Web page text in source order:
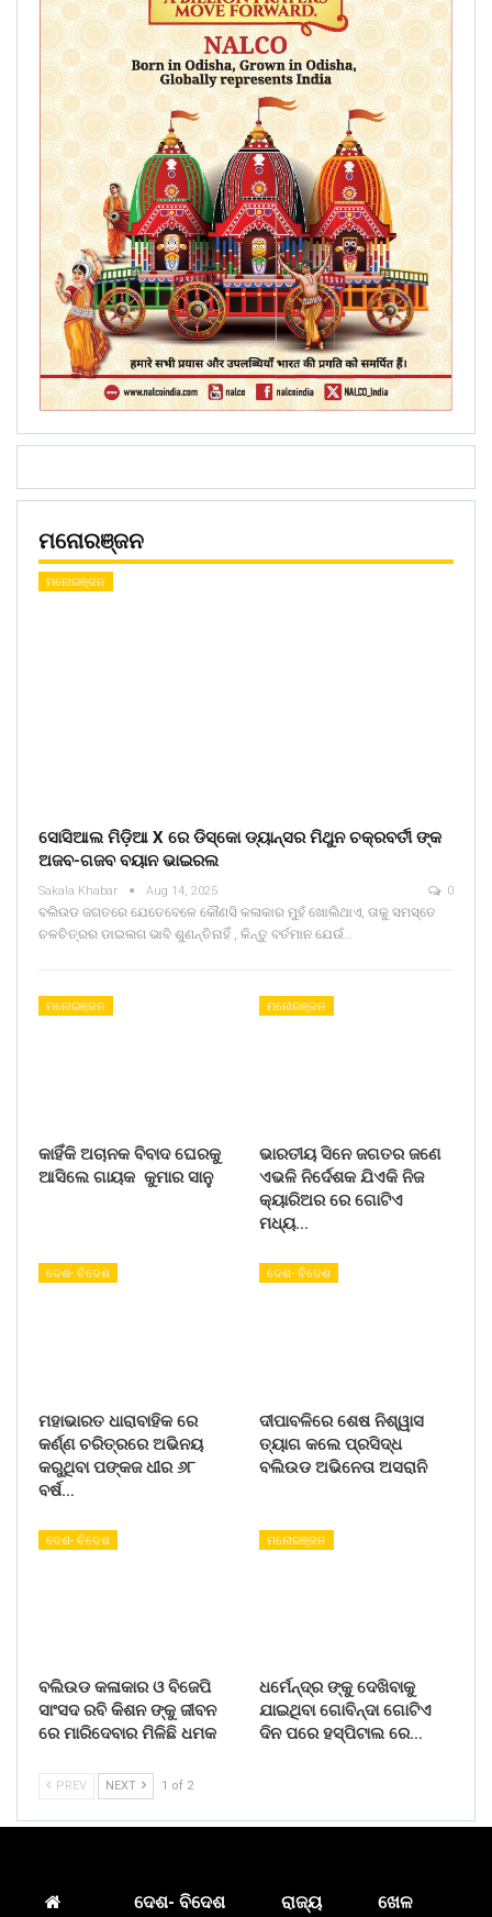
ମନୋରଞ୍ଜନ
ମନୋରଞ୍ଜନ
ସୋସିଆଲ ମିଡ଼ିଆ X ରେ ଡିସ୍କୋ ଡ୍ୟାନ୍ସର ମିଥୁନ ଚକ୍ରବର୍ତୀ ଙ୍କ
ଅଜବ-ଗଜବ ବୟାନ ଭାଇରଲ
Sakala Khabar Aug 14, 2025 0
ବଲିଉଡ ଜଗତରେ ଯେତେବେଳେ କୌଣସି କଳାକାର ମୁହଁ ଖୋଲିଥାଏ, ତାକୁ ସମସ୍ତେ
ଚଳଚିତ୍ରର ଡାଇଲଗ ଭାବି ଶୁଣନ୍ତିନାହିଁ , କିନ୍ତୁ ବର୍ତମାନ ଯେଉଁ…
ମନୋରଞ୍ଜନ
କାହିଁକି ଅଚାନକ ବିବାଦ ଘେରକୁ
ଆସିଲେ ଗାୟକ କୁମାର ସାନୁ
ମନୋରଞ୍ଜନ
ଭାରତୀୟ ସିନେ ଜଗତର ଜଣେ
ଏଭଳି ନିର୍ଦେଶକ ଯିଏକି ନିଜ
କ୍ୟାରିଅର ରେ ଗୋଟିଏ
ମଧ୍ୟ…
ଦେଶ- ବିଦେଶ
ମହାଭାରତ ଧାରାବାହିକ ରେ
କର୍ଣ୍ଣ ଚରିତ୍ରରେ ଅଭିନୟ
କରୁଥିବା ପଙ୍କଜ ଧୀର ୬୮
ବର୍ଷ…
ଦେଶ- ବିଦେଶ
ଦୀପାବଳିରେ ଶେଷ ନିଶ୍ୱାସ
ତ୍ୟାଗ କଲେ ପ୍ରସିଦ୍ଧ
ବଲିଉଡ ଅଭିନେତା ଅସରାନି
ଦେଶ- ବିଦେଶ
ବଲିଉଡ କଳାକାର ଓ ବିଜେପି
ସାଂସଦ ରବି କିଶନ ଙ୍କୁ ଜୀବନ
ରେ ମାରିଦେବାର ମିଳିଛି ଧମକ
ମନୋରଞ୍ଜନ
ଧର୍ମେନ୍ଦ୍ର ଙ୍କୁ ଦେଖିବାକୁ
ଯାଇଥିବା ଗୋବିନ୍ଦା ଗୋଟିଏ
ଦିନ ପରେ ହସ୍ପିଟାଲ ରେ…
PREV NEXT 1 of 2
ଦେଶ- ବିଦେଶ ରାଜ୍ୟ ଖେଳ